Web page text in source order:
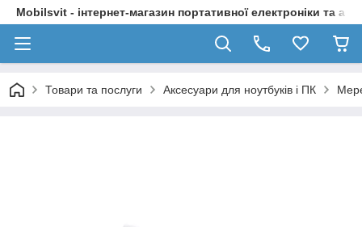
Mobilsvit - інтернет-магазин портативної електроніки та
Товари та послуги Аксесуари для ноутбуків і ПК